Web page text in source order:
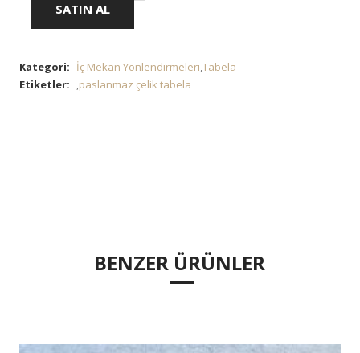
SATIN AL
Kategori: İç Mekan Yönlendirmeleri,Tabela
Etiketler: ,paslanmaz çelik tabela
BENZER ÜRÜNLER